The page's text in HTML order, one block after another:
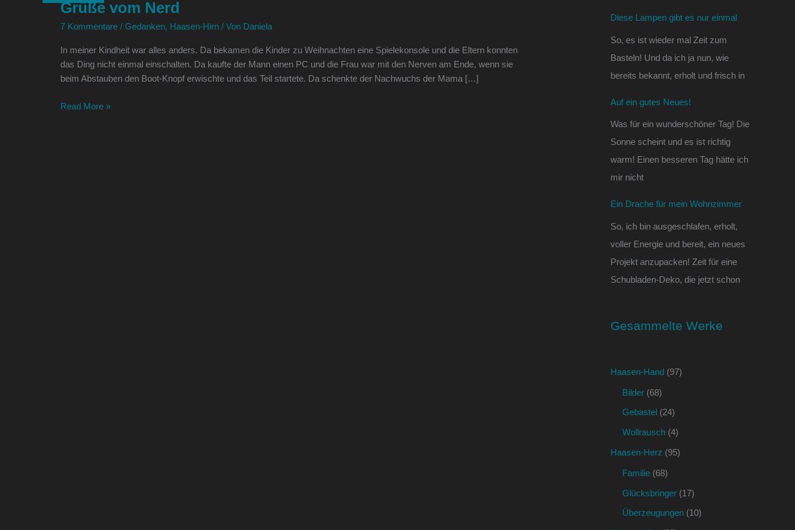
Grüße vom Nerd
7 Kommentare / Gedanken, Haasen-Hirn / Von Daniela
In meiner Kindheit war alles anders. Da bekamen die Kinder zu Weihnachten eine Spielekonsole und die Eltern konnten
das Ding nicht einmal einschalten. Da kaufte der Mann einen PC und die Frau war mit den Nerven am Ende, wenn sie
beim Abstauben den Boot-Knopf erwischte und das Teil startete. Da schenkte der Nachwuchs der Mama […]
Nerd
Read More »
Diese Lampen gibt es nur einmal
So, es ist wieder mal Zeit zum
Basteln! Und da ich ja nun, wie
bereits bekannt, erholt und frisch in
Auf ein gutes Neues!
Was für ein wunderschöner Tag! Die
Sonne scheint und es ist richtig
warm! Einen besseren Tag hätte ich
mir nicht
Ein Drache für mein Wohnzimmer
So, ich bin ausgeschlafen, erholt,
voller Energie und bereit, ein neues
Projekt anzupacken! Zeit für eine
Schubladen-Deko, die jetzt schon
Gesammelte Werke
Haasen-Hand (97)
Bilder (68)
Gebastel (24)
Wollrausch (4)
Haasen-Herz (95)
Familie (68)
Glücksbringer (17)
Überzeugungen (10)